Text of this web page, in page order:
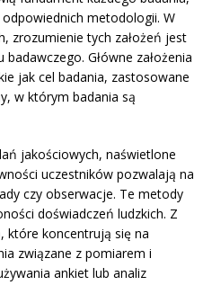
metodologii. W
zrozumienie tych założeń jest
Główne założenia
jak cel badania, zastosowane
w którym badania są
jakościowych, naświetlone
uczestników pozwalają na
czy obserwacje. Te metody
doświadczeń ludzkich. Z
które koncentrują się na
związane z pomiarem i
ankiet lub analiz